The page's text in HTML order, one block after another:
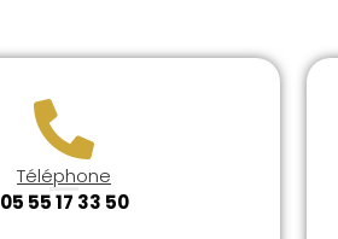
Téléphone
05 55 17 33 50